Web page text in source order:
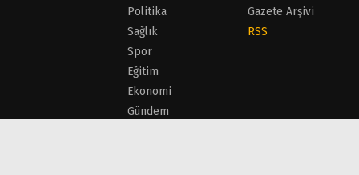
Politika
Sağlık
Spor
Eğitim
Ekonomi
Gündem
Gazete Arşivi
RSS